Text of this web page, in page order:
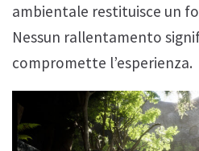
ambientale restituisce un
Nessun rallentamento
compromette l’esperienza.